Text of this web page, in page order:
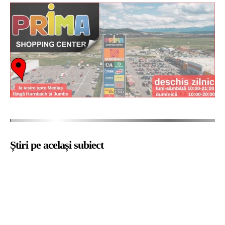
Știri pe același subiect